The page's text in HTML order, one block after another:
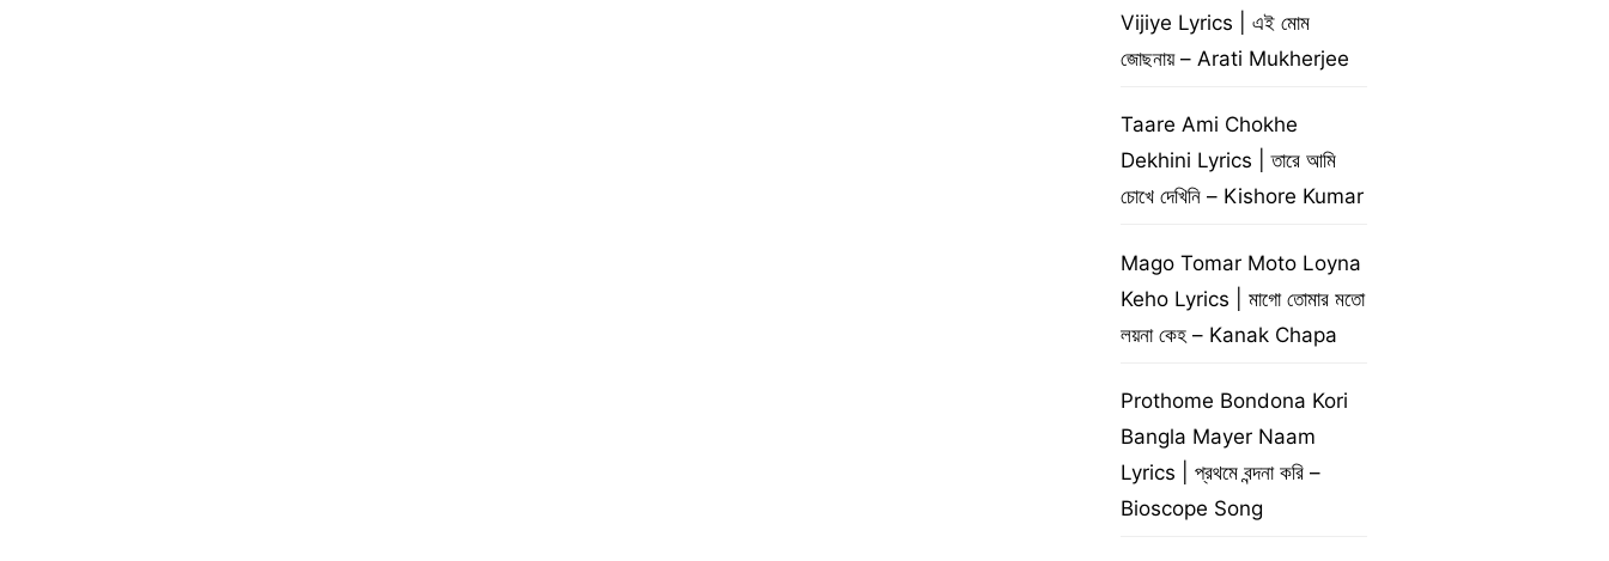
Vijiye Lyrics | এই মোম
জোছনায় – Arati Mukherjee
Taare Ami Chokhe
Dekhini Lyrics | তারে আমি
চোখে দেখিনি – Kishore Kumar
Mago Tomar Moto Loyna
Keho Lyrics | মাগো তোমার মতো
লয়না কেহ – Kanak Chapa
Prothome Bondona Kori
Bangla Mayer Naam
Lyrics | প্রথমে বন্দনা করি –
Bioscope Song